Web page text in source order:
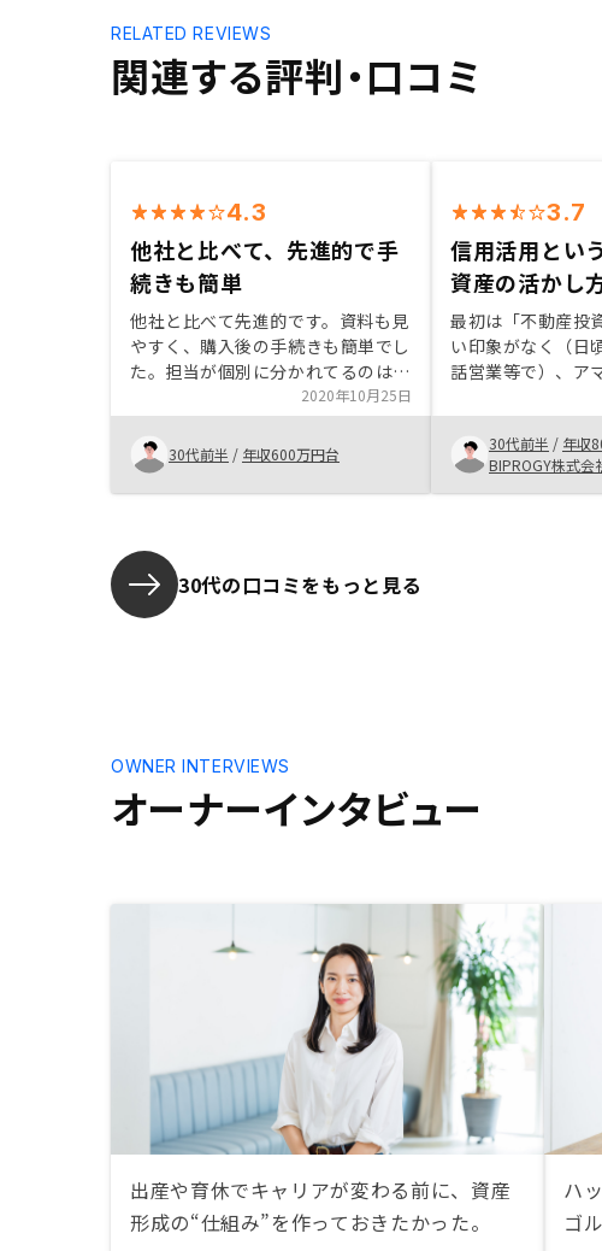
関連する評判・口コミ
RELATED REVIEWS
4.3
他社と比べて、先進的で手
続きも簡単
他社と比べて先進的です。資料も見
やすく、購入後の手続きも簡単でし
た。担当が個別に分かれてるのはよ
かかが、情報共有はしといてほしい
です。物件管理のシステムは長けて
いるので、営業管理できるとよいと
思います。
2020年10月25日
30代前半 / 年収600万円台
3.7
信用活用とい
資産の活かし
最初は「不動産投
い印象がなく（日
話営業等で）、ア
た。しかしなが
丁寧に説明頂き、
一つ一つ解消する
を深めるにつれて
であると理解しま
30代前半 / 年収
BIPROGY株式会
30代の口コミをもっと見る
オーナーインタビュー
OWNER INTERVIEWS
出産や育休でキャリアが変わる前に、資産
形成の“仕組み”を作っておきたかった。
ハ
ゴ